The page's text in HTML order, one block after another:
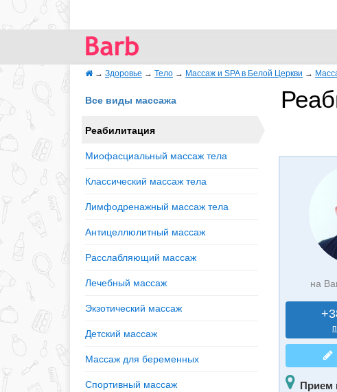
→ Здоровье → Тело → Массаж и SPA в Белой Церкви →
Все виды массажа
Реабилитация
Миофасциальный массаж тела
Классический массаж тела
Лимфодренажный массаж тела
Антицеллюлитный массаж
Расслабляющий массаж
Лечебный массаж
Экзотический массаж
Детский массаж
Массаж для беременных
Спортивный массаж
на
Прием